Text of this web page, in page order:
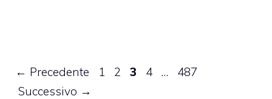
← Precedente Pagina
1 Pagina
2 Pagina
3 Pagina
4 … Pagina
487
Successivo →